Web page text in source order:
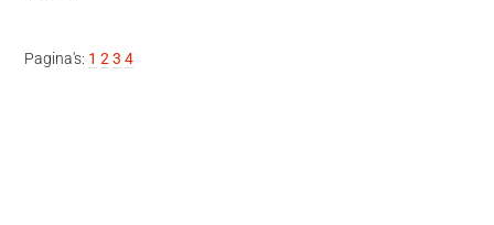
Pagina's: Pagina
1 Pagina
2 Pagina
3 Pagina
4